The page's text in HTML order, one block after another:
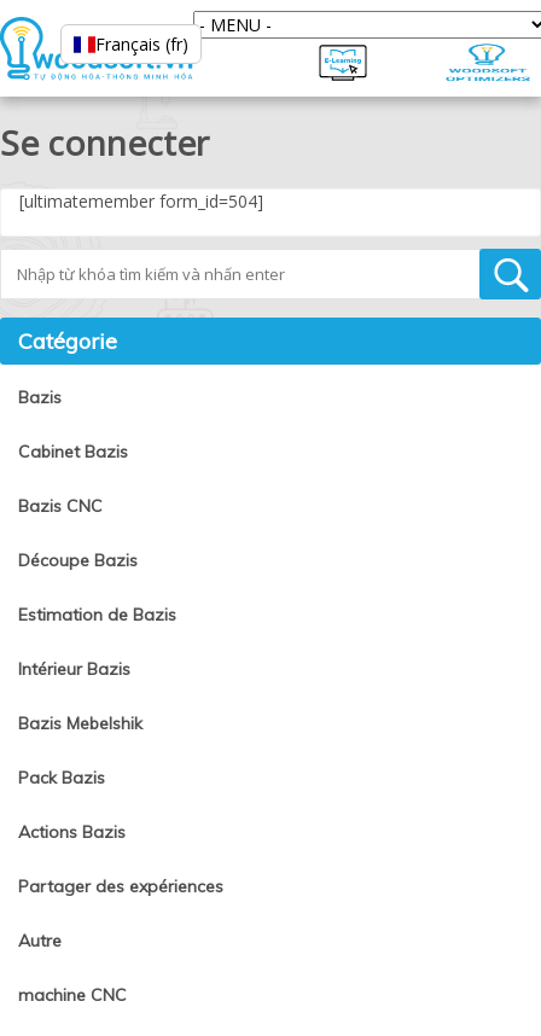
Se connecter
[ultimatemember form_id=504]
Catégorie
Bazis
Cabinet Bazis
Bazis CNC
Découpe Bazis
Estimation de Bazis
Intérieur Bazis
Bazis Mebelshik
Pack Bazis
Actions Bazis
Partager des expériences
Autre
machine CNC
Français (fr)